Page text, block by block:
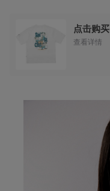
点击购买
查看详情